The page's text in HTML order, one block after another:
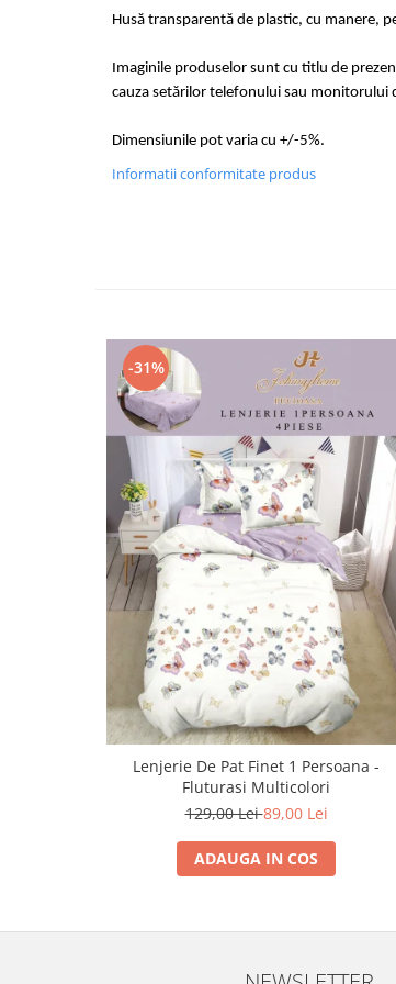
Husă transparentă de plastic, cu manere,
Imaginile produselor sunt cu titlu de
cauza setărilor telefonului sau monitorului
Dimensiunile pot varia cu +/-5%.
Informatii conformitate produs
-31%
Lenjerie De Pat Finet 1 Persoana -
Fluturasi Multicolori
129,00 Lei89,00 Lei
ADAUGA IN COS